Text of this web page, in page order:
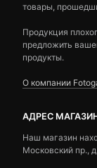
товары,
Продукция
предложить
продукты.
О компании
АДРЕС
Наш магазин
Московский пр.,